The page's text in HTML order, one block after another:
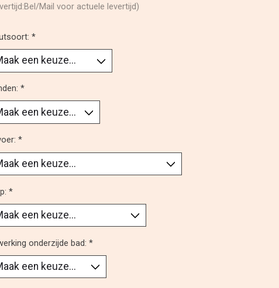
Mail voor actuele levertijd)
*
*
*
*
onderzijde bad: *